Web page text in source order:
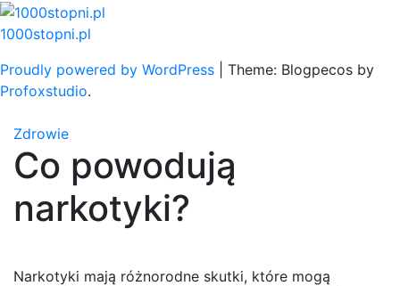
Skip
to
1000stopni.pl
Proudly powered by WordPress
Theme: Blogpecos by
Profoxstudio.
Zdrowie
Co powodują
narkotyki?
Narkotyki mają różnorodne skutki, które mogą